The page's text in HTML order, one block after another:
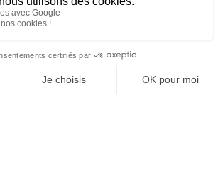
SUIVEZ-NOUS